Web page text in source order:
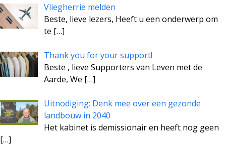
Vliegherrie melden
Beste, lieve lezers, Heeft u een onderwerp om
te […]
Thank you for your support!
Beste , lieve Supporters van Leven met de
Aarde, We […]
Uitnodiging: Denk mee over een gezonde
landbouw in 2040
Het kabinet is demissionair en heeft nog geen
[…]